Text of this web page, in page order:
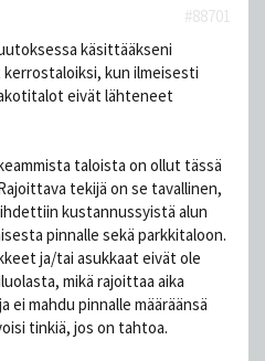
#88701
käsittääkseni
kun ilmeisesti
eivät lähteneet
taloista on ollut tässä
tekijä on se tavallinen,
kustannussyistä alun
pinnalle sekä parkkitaloon.
ja/tai asukkaat eivät ole
mikä rajoittaa aika
ei mahdu pinnalle määräänsä
tinkiä, jos on tahtoa.